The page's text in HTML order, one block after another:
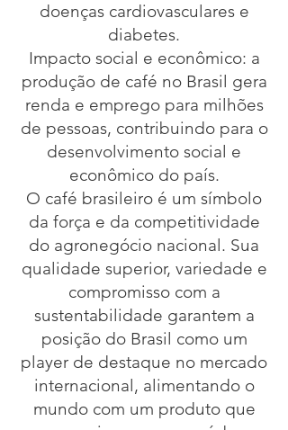
doenças cardiovasculares e
diabetes.
Impacto social e econômico: a
produção de café no Brasil gera
renda e emprego para milhões
de pessoas, contribuindo para o
desenvolvimento social e
econômico do país.
O café brasileiro é um símbolo
da força e da competitividade
do agronegócio nacional. Sua
qualidade superior, variedade e
compromisso com a
sustentabilidade garantem a
posição do Brasil como um
player de destaque no mercado
internacional, alimentando o
mundo com um produto que